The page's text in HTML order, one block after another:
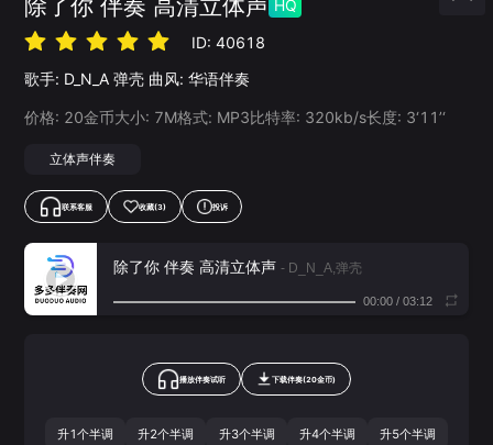
除了你 伴奏 高清立体声 HQ
ID:40618
歌手: D_N_A 弹壳 曲风: 华语伴奏
价格: 20金币大小: 7M格式: MP3比特率: 320kb/s长度: 3‘11’‘
立体声伴奏
联系客服 收藏(3) 投诉
除了你 伴奏 高清立体声 - D_N_A,弹壳
00:00/ 03:12
播放伴奏试听 下载伴奏(20金币)
升1个半调 升2个半调 升3个半调 升4个半调 升5个半调